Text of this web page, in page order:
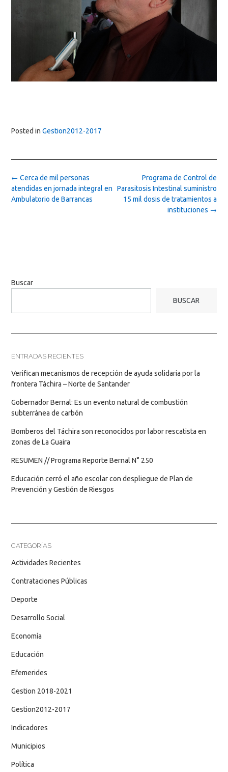
Posted in Gestion2012-2017
Post
navigation
Programa de Control de
Parasitosis Intestinal suministro
15 mil dosis de tratamientos a
instituciones →
← Cerca de mil personas
atendidas en jornada integral en
Ambulatorio de Barrancas
Buscar
BUSCAR
ENTRADAS RECIENTES
Verifican mecanismos de recepción de ayuda solidaria por la
frontera Táchira – Norte de Santander
Gobernador Bernal: Es un evento natural de combustión
subterránea de carbón
Bomberos del Táchira son reconocidos por labor rescatista en
zonas de La Guaira
RESUMEN // Programa Reporte Bernal N° 250
Educación cerró el año escolar con despliegue de Plan de
Prevención y Gestión de Riesgos
CATEGORÍAS
Actividades Recientes
Contrataciones Públicas
Deporte
Desarrollo Social
Economía
Educación
Efemerides
Gestion 2018-2021
Gestion2012-2017
Indicadores
Municipios
Política